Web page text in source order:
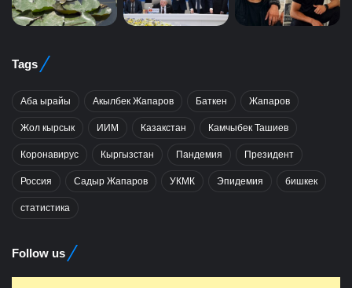
Tags
Аба ырайы Акылбек Жапаров Баткен Жапаров
Жол кырсык ИИМ Казакстан Камчыбек Ташиев
Коронавирус Кыргызстан Пандемия Президент
Россия Садыр Жапаров УКМК Эпидемия бишкек
статистика
Follow us